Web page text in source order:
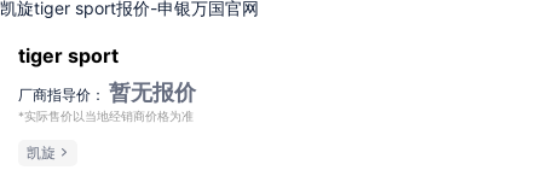
凯旋tiger sport报价-申银万国官网
tiger sport
厂商指导价： 暂无报价
*实际售价以当地经销商价格为准
凯旋